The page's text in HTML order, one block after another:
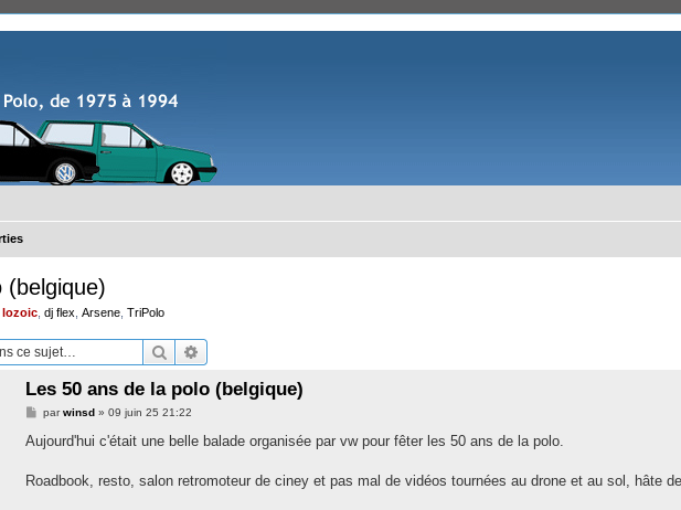
(belgique)
lozoic dj flex Arsene TriPolo
Rechercher
Les 50 ans de la polo (belgique)
M
s
s
g
parwinsd» 09 juin 25 21:22
Aujourd'hui c'était une belle balade organisée par vw pour fêter les 50 ans de la polo.
Roadbook, resto, salon retromoteur de ciney et pas mal de vidéos tournées au drone et au sol, hâte